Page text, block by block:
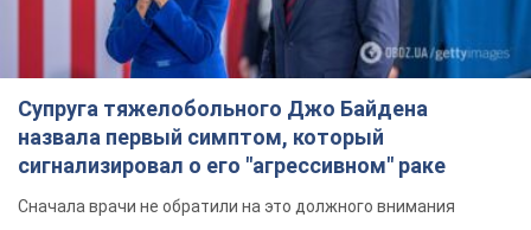
Супруга тяжелобольного Джо Байдена
назвала первый симптом, который
сигнализировал о его "агрессивном" раке
Сначала врачи не обратили на это должного внимания